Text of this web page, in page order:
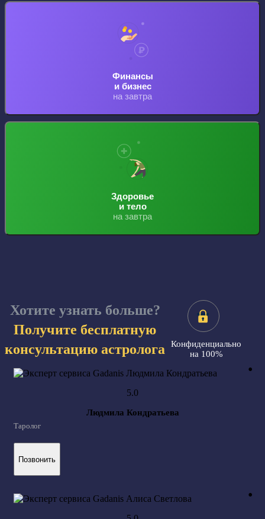
Финансы
и бизнес
на завтра
Здоровье
и тело
на завтра
Хотите узнать больше?
Получите бесплатную
консультацию астролога
Конфиденциально
на 100%
Людмила Кондратьева
Таролог
Позвонить